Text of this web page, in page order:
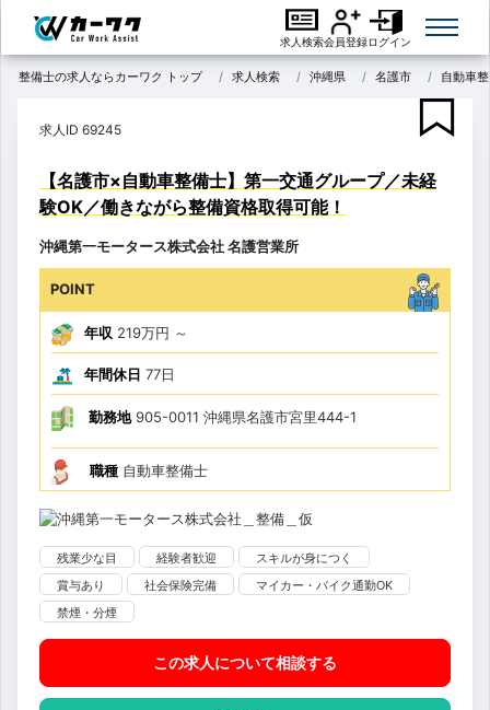
求人検索会員登録ログイン
整備士の求人ならカーワク トップ 求人検索 沖縄県 名護市 自動車
求人ID 69245
【名護市×自動車整備士】第一交通グループ／未経
験OK／働きながら整備資格取得可能！
沖縄第一モータース株式会社 名護営業所
POINT
年収 219万円 ～
年間休日 77日
勤務地905-0011 沖縄県名護市宮里444-1
職種 自動車整備士
残業少な目 経験者歓迎
スキルが身につく
賞与あり
社会保険完備
マイカー・バイク通勤OK
禁煙・分煙
この求人について相談する